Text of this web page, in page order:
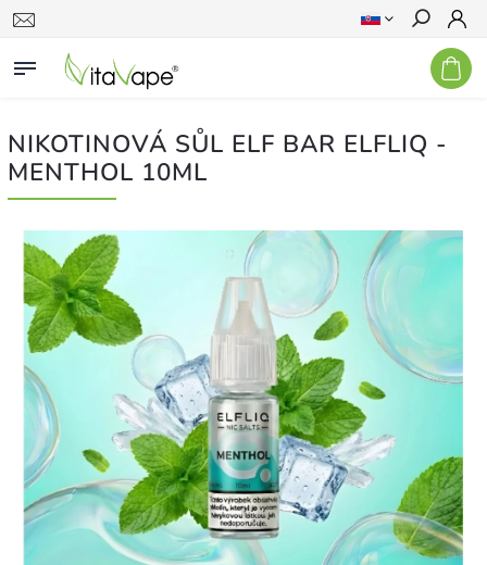
Hľadať
NIKOTINOVÁ SŮL ELF BAR ELFLIQ -
MENTHOL 10ML